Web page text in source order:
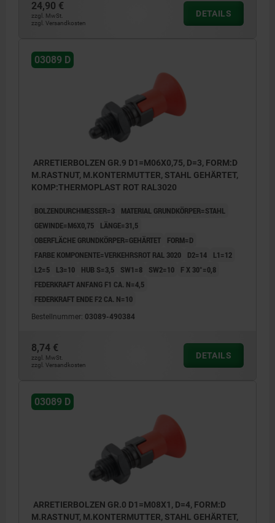
24,90 €
zzgl. MwSt.
zzgl. Versandkosten
DETAILS
03089 D
ARRETIERBOLZEN GR.9 D1=M06X0,75, D=3, FORM:D
M.RASTNUT, M.KONTERMUTTER, STAHL GEHÄRTET,
KOMP:THERMOPLAST ROT RAL3020
BOLZENDURCHMESSER=3
MATERIAL GRUNDKÖRPER=STAHL
GEWINDE=M6X0,75
LÄNGE=31,5
OBERFLÄCHE GRUNDKÖRPER=GEHÄRTET
FORM=D
FARBE KOMPONENTE=VERKEHRSROT RAL 3020
D2=14
L1=12
L2=5
L3=10 HUB S=3,5 SW1=8 SW2=10
F X 30°=0,8
FEDERKRAFT ANFANG F1 CA. N=4,5
FEDERKRAFT ENDE F2 CA. N=10
Bestellnummer: 03089-490384
8,74 €
zzgl. MwSt.
zzgl. Versandkosten
DETAILS
03089 D
ARRETIERBOLZEN GR.0 D1=M08X1, D=4, FORM:D
M.RASTNUT, M.KONTERMUTTER, STAHL GEHÄRTET,